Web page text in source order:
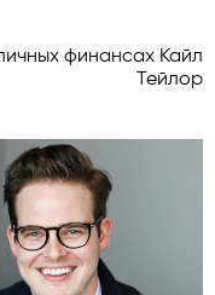
финансах Кайл
Тейлор